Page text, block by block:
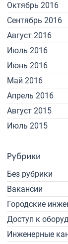
Октябрь 2016
Сентябрь 2016
Август 2016
Июль 2016
Июнь 2016
Май 2016
Апрель 2016
Август 2015
Июль 2015
Рубрики
Без рубрики
Вакансии
Городские
Доступ к
Инженерные